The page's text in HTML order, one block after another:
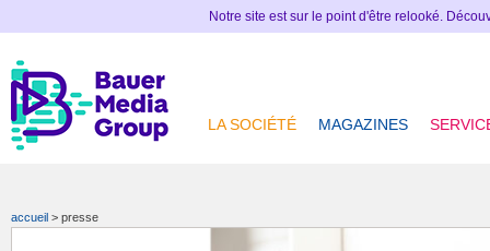
Notre site est sur le point d'être relooké.
LA SOCIÉTÉ MAGAZINES
accueil > presse